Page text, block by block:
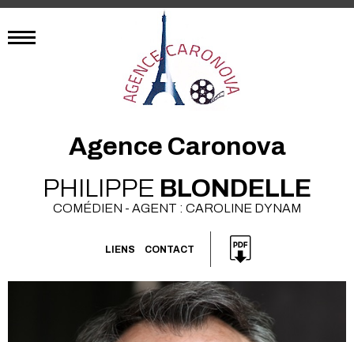
Agence Caronova
PHILIPPE BLONDELLE
COMÉDIEN - AGENT : CAROLINE DYNAM
LIENS CONTACT